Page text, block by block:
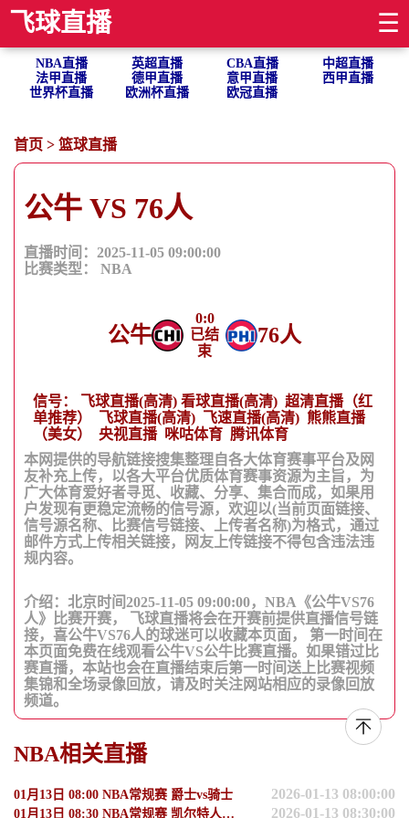
飞球直播 ☰
NBA直播 英超直播 CBA直播
中超直播
法甲直播
德甲直播 意甲直播
西甲直播
世界杯直播
欧洲杯直播 欧冠直播
首页 > 篮球直播
公牛 VS 76人
直播时间：2025-11-05 09:00:00
比赛类型： NBA
公牛
0:0
已结
束
76人
信号： 飞球直播(高清) 看球直播(高清) 超清直播（红
单推荐）
飞球直播(高清) 飞速直播(高清) 熊熊直播
（美女）
央视直播 咪咕体育 腾讯体育
本网提供的导航链接搜集整理自各大体育赛事平台及网
友补充上传，以各大平台优质体育赛事资源为主旨，为
广大体育爱好者寻觅、收藏、分享、集合而成，如果用
户发现有更稳定流畅的信号源，欢迎以(当前页面链接、
信号源名称、比赛信号链接、上传者名称)为格式，通过
邮件方式上传相关链接，网友上传链接不得包含违法违
规内容。
介绍：北京时间2025-11-05 09:00:00，NBA《公牛VS76
人》比赛开赛， 飞球直播将会在开赛前提供直播信号链
接，喜公牛VS76人的球迷可以收藏本页面， 第一时间在
本页面免费在线观看公牛VS公牛比赛直播。如果错过比
赛直播，本站也会在直播结束后第一时间送上比赛视频
集锦和全场录像回放，请及时关注网站相应的录像回放
频道。
NBA相关直播
01月13日 08:00 NBA常规赛 爵士vs骑士 2026-01-13 08:00:00
01月13日 08:30 NBA常规赛 凯尔特人vs步行者 2026-01-13 08:30:00